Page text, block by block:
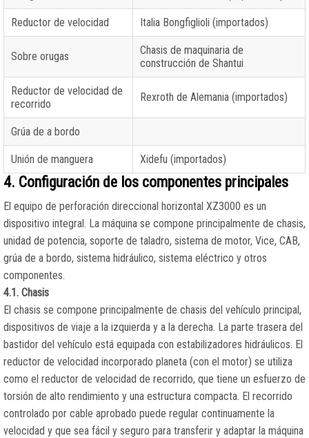
Reductor de velocidad Italia Bongfiglioli (importados)
Sobre orugas
Chasis de maquinaria de
construcción de Shantui
Reductor de velocidad de
recorrido
Rexroth de Alemania (importados)
Grúa de a bordo
Unión de manguera Xidefu (importados)
4. Configuración de los componentes principales
El equipo de perforación direccional horizontal XZ3000 es un
dispositivo integral. La máquina se compone principalmente de chasis,
unidad de potencia, soporte de taladro, sistema de motor, Vice, CAB,
grúa de a bordo, sistema hidráulico, sistema eléctrico y otros
componentes.
4.1. Chasis
El chasis se compone principalmente de chasis del vehículo principal,
dispositivos de viaje a la izquierda y a la derecha. La parte trasera del
bastidor del vehículo está equipada con estabilizadores hidráulicos. El
reductor de velocidad incorporado planeta (con el motor) se utiliza
como el reductor de velocidad de recorrido, que tiene un esfuerzo de
torsión de alto rendimiento y una estructura compacta. El recorrido
controlado por cable aprobado puede regular continuamente la
velocidad y que sea fácil y seguro para transferir y adaptar la máquina